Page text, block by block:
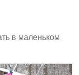
в маленьком